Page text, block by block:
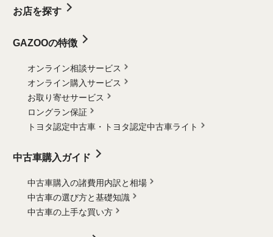
お店を探す
GAZOOの特徴
オンライン相談サービス
オンライン購入サービス
お取り寄せサービス
ロングラン保証
トヨタ認定中古車・
トヨタ認定中古車ライト
中古車購入ガイド
中古車購入の諸費用内訳と相場
中古車の選び方と基礎知識
中古車の上手な買い方